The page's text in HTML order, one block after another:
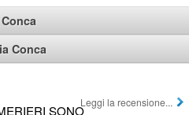
Conca
SONO
Leggi la recensione...